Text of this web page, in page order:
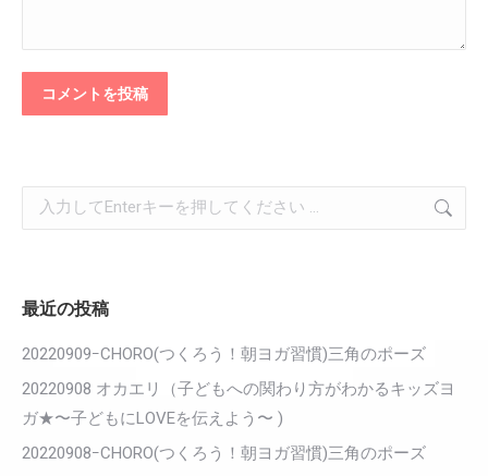
コメントを投稿
索:
最近の投稿
20220909ｰCHORO(つくろう！朝ヨガ習慣)三角のポーズ
20220908 オカエリ（子どもへの関わり方がわかるキッズヨ
ガ★〜子どもにLOVEを伝えよう〜 )
20220908ｰCHORO(つくろう！朝ヨガ習慣)三角のポーズ